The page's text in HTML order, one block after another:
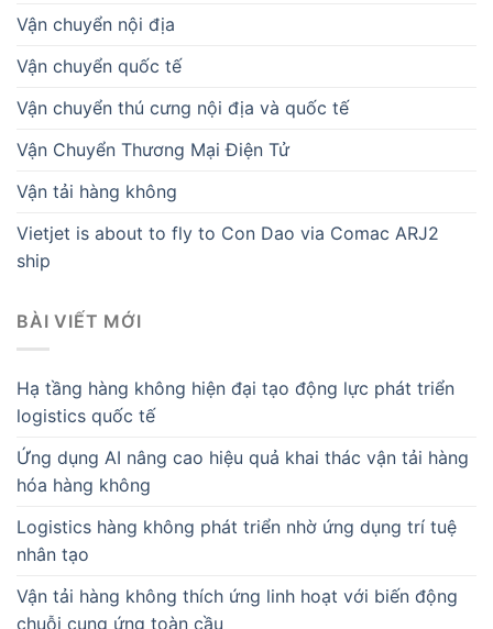
Vận chuyển nội địa
Vận chuyển quốc tế
Vận chuyển thú cưng nội địa và quốc tế
Vận Chuyển Thương Mại Điện Tử
Vận tải hàng không
Vietjet is about to fly to Con Dao via Comac ARJ2
ship
BÀI VIẾT MỚI
Hạ tầng hàng không hiện đại tạo động lực phát triển
logistics quốc tế
Ứng dụng AI nâng cao hiệu quả khai thác vận tải hàng
hóa hàng không
Logistics hàng không phát triển nhờ ứng dụng trí tuệ
nhân tạo
Vận tải hàng không thích ứng linh hoạt với biến động
chuỗi cung ứng toàn cầu